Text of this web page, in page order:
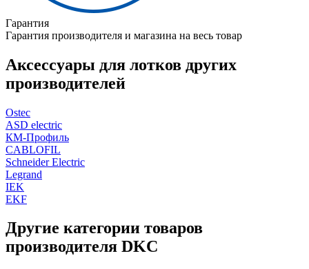
Гарантия
Гарантия производителя и магазина на весь товар
Аксессуары для лотков других
производителей
Ostec
ASD electric
КМ-Профиль
CABLOFIL
Schneider Electric
Legrand
IEK
EKF
Другие категории товаров
производителя DKC